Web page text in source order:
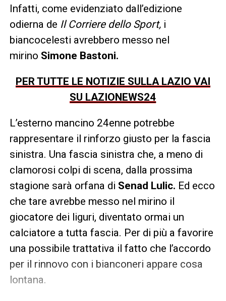
Infatti, come evidenziato dall’edizione
odierna de Il Corriere dello Sport,i
biancocelesti avrebbero messo nel
mirino Simone Bastoni.
PER TUTTE LE NOTIZIE SULLA LAZIO VAI
SU LAZIONEWS24
L’esterno mancino 24enne potrebbe
rappresentare il rinforzo giusto per la fascia
sinistra. Una fascia sinistra che, a meno di
clamorosi colpi di scena, dalla prossima
stagione sarà orfana di Senad Lulic. Ed ecco
che tare avrebbe messo nel mirino il
giocatore dei liguri, diventato ormai un
calciatore a tutta fascia. Per di più a favorire
una possibile trattativa il fatto che l’accordo
per il rinnovo con i bianconeri appare cosa
lontana.